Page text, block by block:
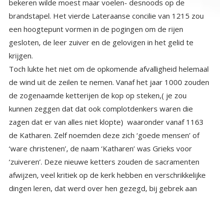
krijgen.
Toch lukte het niet om de opkomende afvalligheid helemaal
de wind uit de zeilen te nemen. Vanaf het jaar 1000 zouden
de zogenaamde ketterijen de kop op steken,( je zou
kunnen zeggen dat dat ook complotdenkers waren die
zagen dat er van alles niet klopte) waaronder vanaf 1163
de Katharen. Zelf noemden deze zich ‘goede mensen’ of
‘ware christenen’, de naam ‘Katharen’ was Grieks voor
‘zuiveren’. Deze nieuwe ketters zouden de sacramenten
afwijzen, veel kritiek op de kerk hebben en verschrikkelijke
dingen leren, dat werd over hen gezegd, bij gebrek aan
media zoals wij die kennen werd dat gepredikt van de
kansels. En omdat de burgers weinig mogelijkheden
hadden om te onderzoeken of al deze beweringen wel
klopten, namen ze al snel aan dat het inderdaad slechte
mensen waren. Dus nam de vijandigheid jegens hen snel